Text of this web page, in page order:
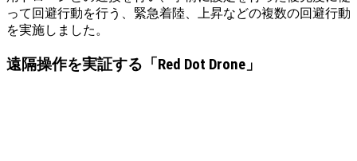
って回避行動を行う、緊急着陸、上昇などの複数の回避行動
を実施しました。
遠隔操作を実証する「Red Dot Drone」